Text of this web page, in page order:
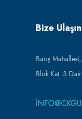
Bize Ulaşın
Barış
Blok Kat: 3